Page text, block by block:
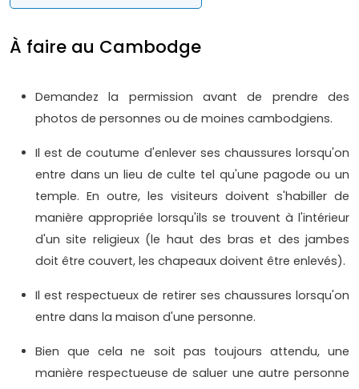
À faire au Cambodge
Demandez la permission avant de prendre des
photos de personnes ou de moines cambodgiens.
Il est de coutume d'enlever ses chaussures lorsqu'on
entre dans un lieu de culte tel qu'une pagode ou un
temple. En outre, les visiteurs doivent s'habiller de
manière appropriée lorsqu'ils se trouvent à l'intérieur
d'un site religieux (le haut des bras et des jambes
doit être couvert, les chapeaux doivent être enlevés).
Il est respectueux de retirer ses chaussures lorsqu'on
entre dans la maison d'une personne.
Bien que cela ne soit pas toujours attendu, une
manière respectueuse de saluer une autre personne